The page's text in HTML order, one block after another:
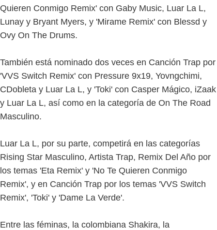
Quieren Conmigo Remix' con Gaby Music, Luar La L,
Lunay y Bryant Myers, y 'Mirame Remix' con Blessd y
Ovy On The Drums.
También está nominado dos veces en Canción Trap por
'VVS Switch Remix' con Pressure 9x19, Yovngchimi,
CDobleta y Luar La L, y 'Toki' con Casper Mágico, iZaak
y Luar La L, así como en la categoría de On The Road
Masculino.
Luar La L, por su parte, competirá en las categorías
Rising Star Masculino, Artista Trap, Remix Del Año por
los temas 'Eta Remix' y 'No Te Quieren Conmigo
Remix', y en Canción Trap por los temas 'VVS Switch
Remix', 'Toki' y 'Dame La Verde'.
Entre las féminas, la colombiana Shakira, la